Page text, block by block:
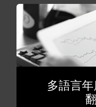
多語言